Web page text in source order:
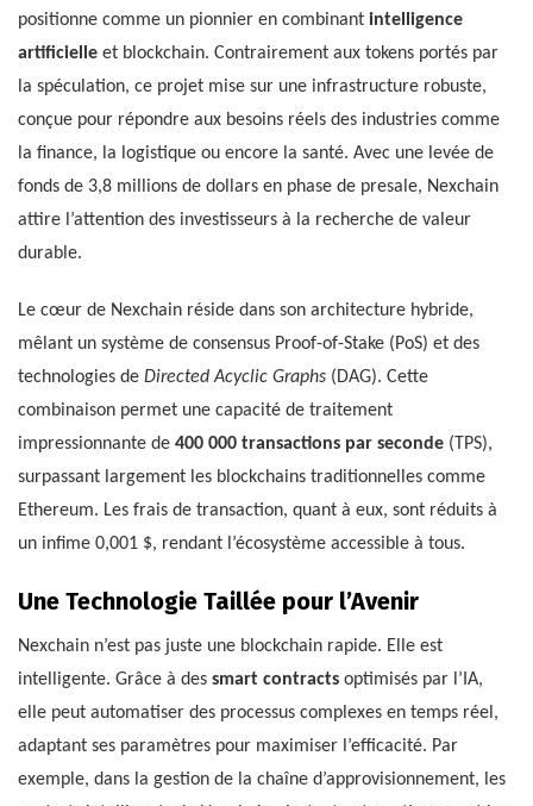
positionne comme un pionnier en combinant intelligence
artificielle et blockchain. Contrairement aux tokens portés par
la spéculation, ce projet mise sur une infrastructure robuste,
conçue pour répondre aux besoins réels des industries comme
la finance, la logistique ou encore la santé. Avec une levée de
fonds de 3,8 millions de dollars en phase de presale, Nexchain
attire l’attention des investisseurs à la recherche de valeur
durable.
Le cœur de Nexchain réside dans son architecture hybride,
mêlant un système de consensus Proof-of-Stake (PoS) et des
technologies de Directed Acyclic Graphs (DAG). Cette
combinaison permet une capacité de traitement
impressionnante de 400 000 transactions par seconde (TPS),
surpassant largement les blockchains traditionnelles comme
Ethereum. Les frais de transaction, quant à eux, sont réduits à
un infime 0,001 $, rendant l’écosystème accessible à tous.
Une Technologie Taillée pour l’Avenir
Nexchain n’est pas juste une blockchain rapide. Elle est
intelligente. Grâce à des smart contracts optimisés par l’IA,
elle peut automatiser des processus complexes en temps réel,
adaptant ses paramètres pour maximiser l’efficacité. Par
exemple, dans la gestion de la chaîne d’approvisionnement, les